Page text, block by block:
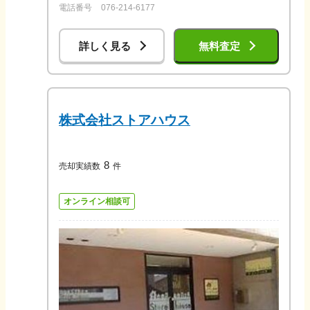
電話番号
076-214-6177
詳しく見る 無料査定
株式会社ストアハウス
売却実績数 8 件
オンライン相談可